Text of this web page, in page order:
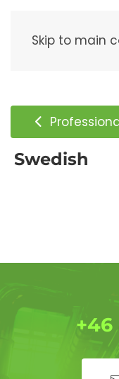
Skip to main
Swedish
+46